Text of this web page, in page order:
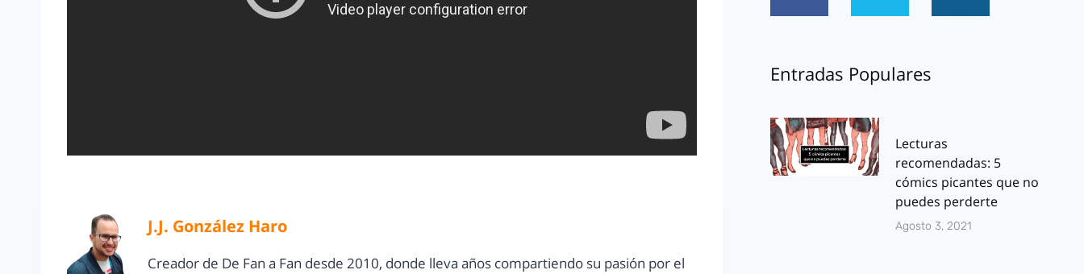
J.J. González Haro
Creador de De Fan a Fan desde 2010, donde lleva años compartiendo su pasión por el
Entradas Populares
Lecturas
recomendadas: 5
cómics picantes que no
puedes perderte
Agosto 3, 2021